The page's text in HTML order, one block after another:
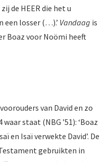
de HEER die het u
een losser (…).’ Vandaag is
Boaz voor Noömi heeft
van David en zo
staat (NBG ’51): ‘Boaz
en Isaï verwekte David’. De
gebruikten in